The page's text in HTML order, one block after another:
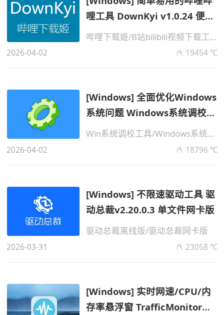
哩工具 DownKyi v1.0.24 便携
版
哔哩下载姬/B站bilibili视频下载工具
2026-04-02 19454 ℃
[Windows] 全面优化Windows
系统问题 Windows系统调校
v20260402 便...
Win系统调校工具/Windows系统优化
2026-04-02 18796 ℃
[Windows] 不限速驱动工具 驱
动总裁v2.20.0.3 单文件网卡版
驱动总裁离线版/驱动总裁网卡版
2026-03-31 23058 ℃
[Windows] 实时网速/CPU/内
存率悬浮窗 TrafficMonitor